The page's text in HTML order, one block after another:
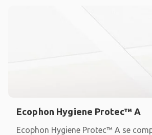
Ecophon Hygiene Protec™ A
Ecophon Hygiene Protec™ A se